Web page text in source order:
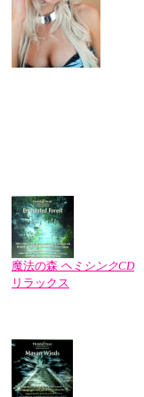
魔法の森 ヘミシンクCD
リラックス